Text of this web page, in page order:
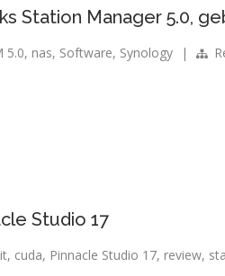
Station Manager 5.0,
5.0, nas, Software, Synology |
Studio 17
, cuda, Pinnacle Studio 17, review,